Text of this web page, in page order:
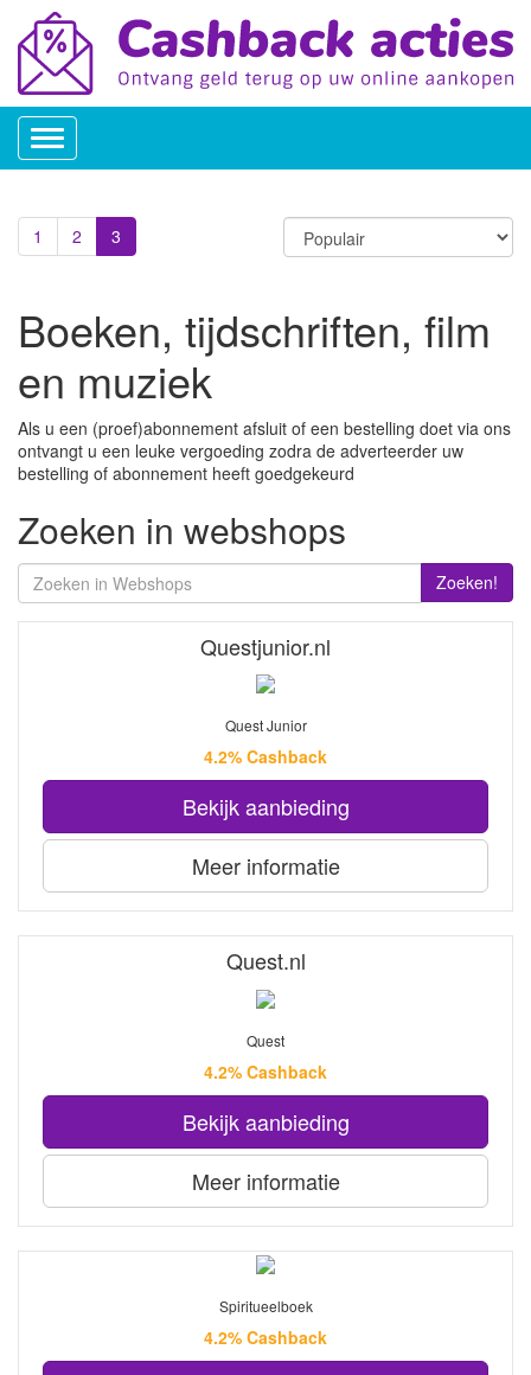
Toggle
navigation
1 2 3
Boeken, tijdschriften, film
en muziek
Als u een (proef)abonnement afsluit of een bestelling doet via ons
ontvangt u een leuke vergoeding zodra de adverteerder uw
bestelling of abonnement heeft goedgekeurd
Zoeken in webshops
Zoeken!
Questjunior.nl
Quest Junior
4.2% Cashback
Bekijk aanbieding
Meer informatie
Quest.nl
Quest
4.2% Cashback
Bekijk aanbieding
Meer informatie
Spiritueelboek
4.2% Cashback